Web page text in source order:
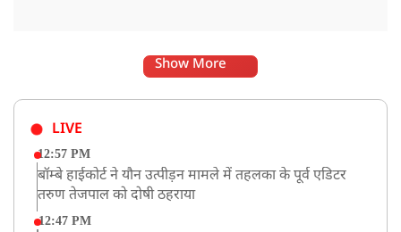
Show More
LIVE
12:57 PM
बॉम्बे हाईकोर्ट ने यौन उत्पीड़न मामले में तहलका के पूर्व एडिटर
तरुण तेजपाल को दोषी ठहराया
12:47 PM